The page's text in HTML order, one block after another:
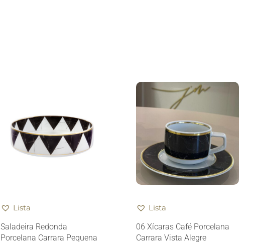
Lista
Saladeira Redonda
Porcelana Carrara Pequena
Lista
06 Xícaras Café Porcelana
Carrara Vista Alegre